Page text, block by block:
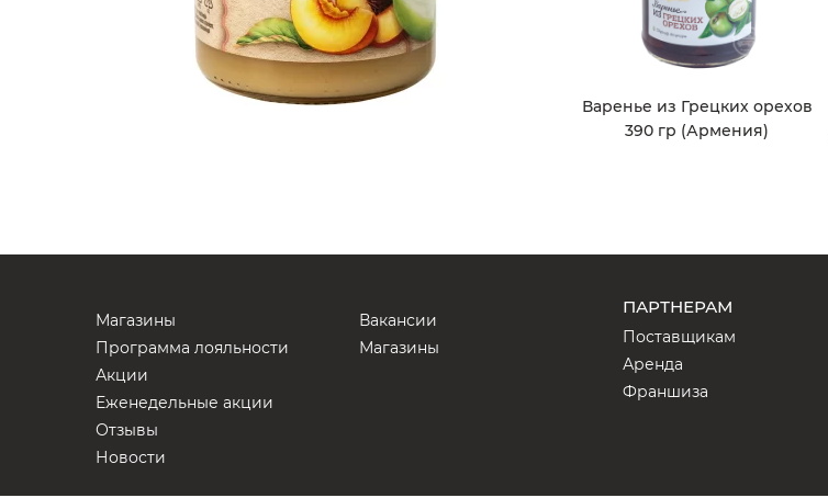
Варенье из Грецких орехов
390 гр (Армения)
Магазины
Программа лояльности
Акции
Еженедельные акции
Отзывы
Новости
Вакансии
Магазины
ПАРТНЕРАМ
Поставщикам
Аренда
Франшиза